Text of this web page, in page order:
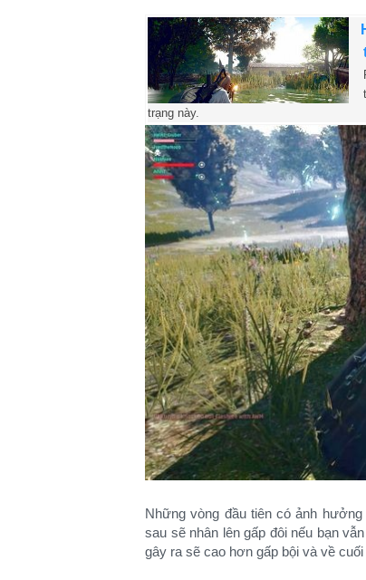
trạng này.
Những vòng đầu tiên có ảnh
sau sẽ nhân lên gấp đôi nếu bạn
gây ra sẽ cao hơn gấp bội và về